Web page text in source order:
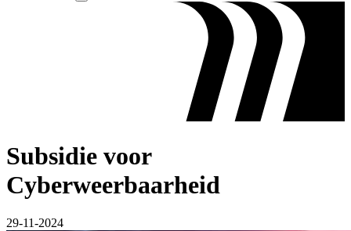
Subsidie voor
Cyberweerbaarheid
29-11-2024